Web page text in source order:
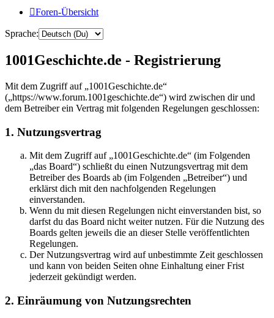
Foren-Übersicht
Sprache:
1001Geschichte.de - Registrierung
Mit dem Zugriff auf „1001Geschichte.de“
(„https://www.forum.1001geschichte.de“) wird zwischen dir und
dem Betreiber ein Vertrag mit folgenden Regelungen geschlossen:
1. Nutzungsvertrag
Mit dem Zugriff auf „1001Geschichte.de“ (im Folgenden
„das Board“) schließt du einen Nutzungsvertrag mit dem
Betreiber des Boards ab (im Folgenden „Betreiber“) und
erklärst dich mit den nachfolgenden Regelungen
einverstanden.
Wenn du mit diesen Regelungen nicht einverstanden bist, so
darfst du das Board nicht weiter nutzen. Für die Nutzung des
Boards gelten jeweils die an dieser Stelle veröffentlichten
Regelungen.
Der Nutzungsvertrag wird auf unbestimmte Zeit geschlossen
und kann von beiden Seiten ohne Einhaltung einer Frist
jederzeit gekündigt werden.
2. Einräumung von Nutzungsrechten